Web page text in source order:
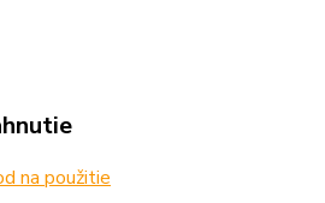
na použitie